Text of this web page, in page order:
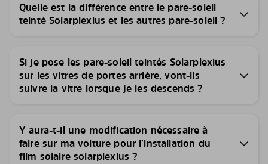
Quelle est la différence entre le pare-soleil
teinté Solarplexius et les autres pare-soleil ?
Si je pose les pare-soleil teintés Solarplexius
sur les vitres de portes arrière, vont-ils
suivre la vitre lorsque je les descends ?
Y aura-t-il une modification nécessaire à
faire sur ma voiture pour l’installation du
film solaire solarplexius ?